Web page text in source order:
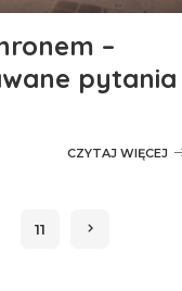
–
pytania
CZYTAJ WIĘCEJ
11